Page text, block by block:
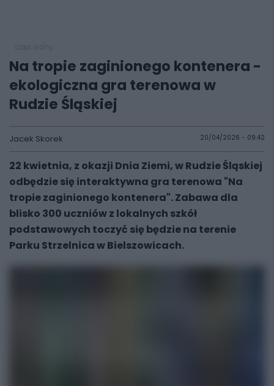
Na tropie zaginionego kontenera -
ekologiczna gra terenowa w
Rudzie Śląskiej
Jacek Skorek 20/04/2026 - 09:42
22 kwietnia, z okazji Dnia Ziemi, w Rudzie Śląskiej
odbędzie się interaktywna gra terenowa "Na
tropie zaginionego kontenera". Zabawa dla
blisko 300 uczniów z lokalnych szkół
podstawowych toczyć się będzie na terenie
Parku Strzelnica w Bielszowicach.